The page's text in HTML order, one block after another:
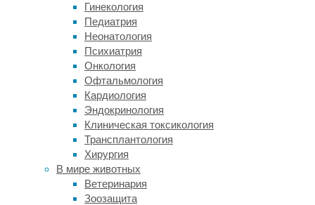
Гинекология
Педиатрия
Неонатология
Психиатрия
Онкология
Офтальмология
Кардиология
Эндокринология
Клиническая токсикология
Трансплантология
Хирургия
В мире животных
Ветеринария
Зоозащита
культурного
окружения
человека.
Почему
какие-
то
картинки,
видеоролики
или
истории
мы
находим
смешными,